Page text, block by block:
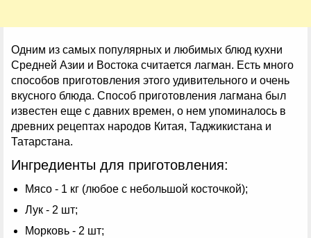
Одним из самых популярных и любимых блюд кухни
Средней Азии и Востока считается лагман. Есть много
способов приготовления этого удивительного и очень
вкусного блюда. Способ приготовления лагмана был
известен еще с давних времен, о нем упоминалось в
древних рецептах народов Китая, Таджикистана и
Татарстана.
Ингредиенты для приготовления:
Мясо - 1 кг (любое с небольшой косточкой);
Лук - 2 шт;
Морковь - 2 шт;